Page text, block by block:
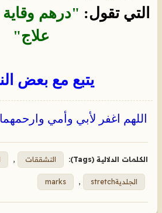
التي تقول: "درهم
علاج"
يتبع مع بعض
اللهم اغفر لأبي وأمي
الكلمات الدلالية (Tags): التشققات ,
الجلديةstretch ,
marks